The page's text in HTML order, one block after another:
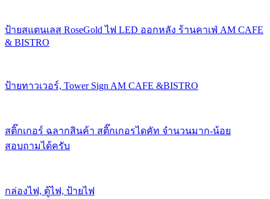
ป้ายสแตนเลส RoseGold ไฟ LED ออกหลัง ร้านคาเฟ่ AM CAFE
& BISTRO
ป้ายทาวเวอร์, Tower Sign AM CAFE &BISTRO
สติ๊กเกอร์ ฉลากสินค้า สติ๊กเกอรไดคัท จำนวนมาก-น้อย
สอบถามได้ครับ
กล่องไฟ, ตู้ไฟ, ป้ายไฟ